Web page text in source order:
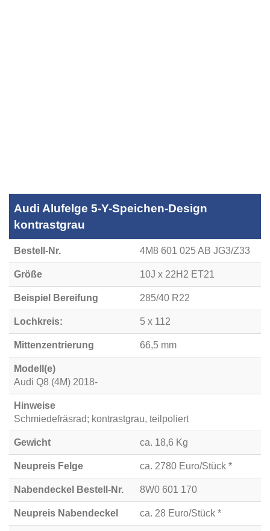
Audi Alufelge 5-Y-Speichen-Design
kontrastgrau
Bestell-Nr. 4M8 601 025 AB JG3/Z33
Größe 10J x 22H2 ET21
Beispiel Bereifung 285/40 R22
Lochkreis: 5 x 112
Mittenzentrierung 66,5 mm
Modell(e)
Audi Q8 (4M) 2018-
Hinweise
Schmiedefräsrad; kontrastgrau, teilpoliert
Gewicht ca. 18,6 Kg
Neupreis Felge ca. 2780 Euro/Stück *
Nabendeckel Bestell-Nr. 8W0 601 170
Neupreis Nabendeckel ca. 28 Euro/Stück *